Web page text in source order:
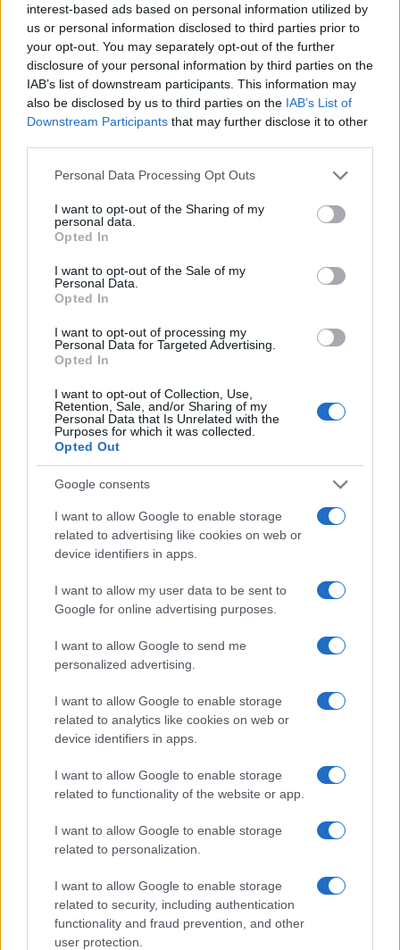
interest-based ads based on personal information utilized by
us or personal information disclosed to third parties prior to
your opt-out. You may separately opt-out of the further
disclosure of your personal information by third parties on the
IAB’s list of downstream participants. This information may
also be disclosed by us to third parties on the IAB’s List of
Downstream Participants that may further disclose it to other
Please note that this website/app uses one or more Google
not limited to your visit or usage behaviour. You may click to
grant or deny consent to Google and its third-party tags to
use your data for below specified purposes in below Google
consent section.
Personal Data Processing Opt Outs
I want to opt-out of the Sharing of my
personal data.
Opted In
I want to opt-out of the Sale of my
Personal Data.
Opted In
I want to opt-out of processing my
Personal Data for Targeted Advertising.
Opted In
I want to opt-out of Collection, Use,
Retention, Sale, and/or Sharing of my
Personal Data that Is Unrelated with the
Purposes for which it was collected.
Opted Out
Google consents
I want to allow Google to enable storage
related to advertising like cookies on web or
device identifiers in apps.
I want to allow my user data to be sent to
Google for online advertising purposes.
I want to allow Google to send me
personalized advertising.
I want to allow Google to enable storage
related to analytics like cookies on web or
device identifiers in apps.
I want to allow Google to enable storage
related to functionality of the website or app.
I want to allow Google to enable storage
related to personalization.
I want to allow Google to enable storage
related to security, including authentication
functionality and fraud prevention, and other
user protection.
Continua a leggere
Pieve Comics 2026: tutto ciò che devi sapere
sull’evento nerd di Perugia
NERD NEWS
Boom del settore tech italiano: 652 milioni in venture
capital nel primo semestre 2026
Andrea Conforti · 6 Ago 2026